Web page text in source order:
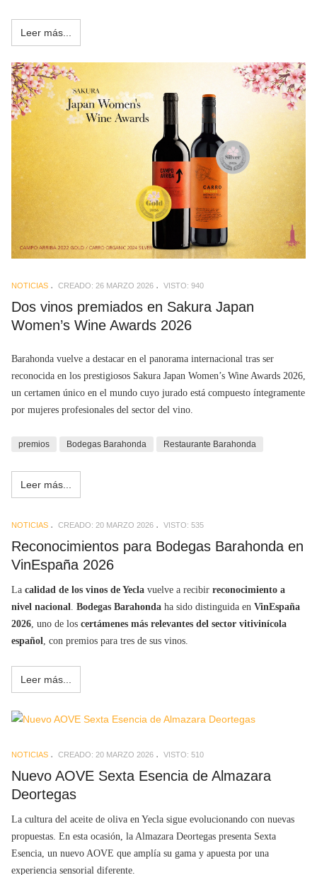
Leer más...
NOTICIAS CREADO: 26 MARZO 2026 VISTO: 940
Dos vinos premiados en Sakura Japan
Women’s Wine Awards 2026
Barahonda vuelve a destacar en el panorama internacional tras ser
reconocida en los prestigiosos Sakura Japan Women’s Wine Awards 2026,
un certamen único en el mundo cuyo jurado está compuesto íntegramente
por mujeres profesionales del sector del vino.
premios Bodegas Barahonda Restaurante Barahonda
Leer más...
NOTICIAS CREADO: 20 MARZO 2026 VISTO: 535
Reconocimientos para Bodegas Barahonda en
VinEspaña 2026
La calidad de los vinos de Yecla vuelve a recibir reconocimiento a
nivel nacional. Bodegas Barahonda ha sido distinguida en VinEspaña
2026, uno de los certámenes más relevantes del sector vitivinícola
español, con premios para tres de sus vinos.
Leer más...
NOTICIAS CREADO: 20 MARZO 2026 VISTO: 510
Nuevo AOVE Sexta Esencia de Almazara
Deortegas
La cultura del aceite de oliva en Yecla sigue evolucionando con nuevas
propuestas. En esta ocasión, la Almazara Deortegas presenta Sexta
Esencia, un nuevo AOVE que amplía su gama y apuesta por una
experiencia sensorial diferente.